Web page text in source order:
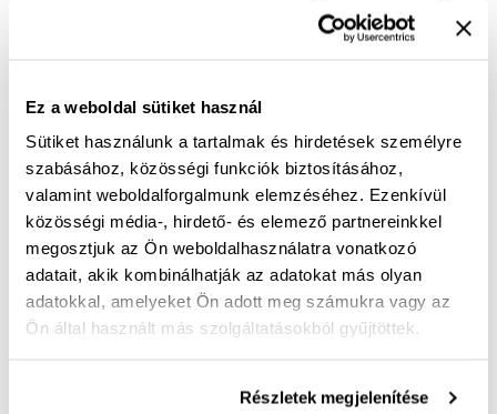
Ez a weboldal sütiket használ
Sütiket használunk a tartalmak és hirdetések személyre
szabásához, közösségi funkciók biztosításához,
valamint weboldalforgalmunk elemzéséhez. Ezenkívül
közösségi média-, hirdető- és elemező partnereinkkel
megosztjuk az Ön weboldalhasználatra vonatkozó
adatait, akik kombinálhatják az adatokat más olyan
adatokkal, amelyeket Ön adott meg számukra vagy az
Ön által használt más szolgáltatásokból gyűjtöttek.
Részletek megjelenítése
Szállítási idő:
Ingyenes kiszállítás 25 000 Ft felett
G bő kényelmi talpbetéttel rendelkező túraszandál
extra kényelmi talpbetét amaretta anyaggal fedett,